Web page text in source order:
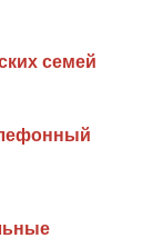
семей